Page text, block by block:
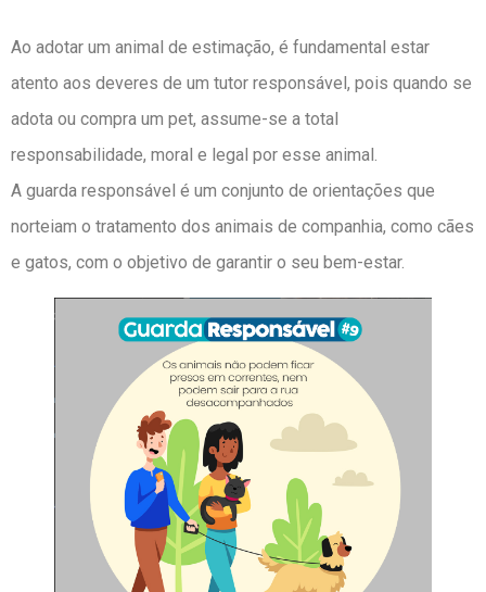
Ao adotar um animal de estimação, é fundamental estar
atento aos deveres de um tutor responsável, pois quando se
adota ou compra um pet, assume-se a total
responsabilidade, moral e legal por esse animal.
A guarda responsável é um conjunto de orientações que
norteiam o tratamento dos animais de companhia, como cães
e gatos, com o objetivo de garantir o seu bem-estar.